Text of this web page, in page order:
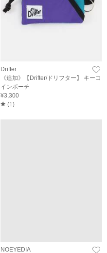
Drifter
《追加》【Drifter/ドリフター】 キーコ
インポーチ
¥3,300
(1 )
NOEYEDIA